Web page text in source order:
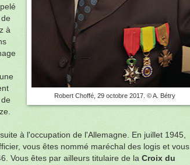
Robert Choffé, 29 octobre 2017. © A. Bétry
à
à l'occupation de l'Allemagne. En juillet 1945,
vous êtes nommé maréchal des logis et vous
Vous êtes par ailleurs titulaire de la Croix du